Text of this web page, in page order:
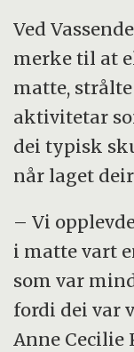
Ved
merke til at
matte,
aktivitetar
dei typisk
når laget
– Vi
i matte vart
som var
fordi dei var
Anne Cecilie